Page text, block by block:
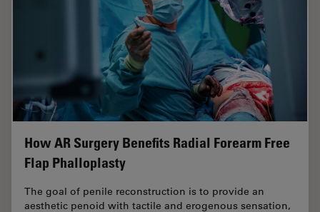
How AR Surgery Benefits Radial Forearm Free
Flap Phalloplasty
The goal of penile reconstruction is to provide an
aesthetic penoid with tactile and erogenous sensation,